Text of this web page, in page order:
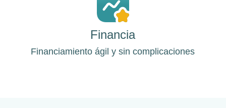
Financia
Financiamiento ágil y sin complicaciones